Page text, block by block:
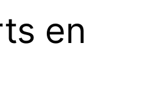
en